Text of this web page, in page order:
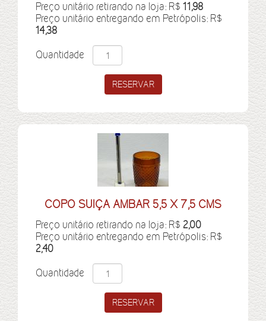
Preço unitário retirando na loja: R$ 11,98
Preço unitário entregando em Petrópolis: R$
14,38
Quantidade
COPO SUIÇA AMBAR 5,5 X 7,5 CMS
Preço unitário retirando na loja: R$ 2,00
Preço unitário entregando em Petrópolis: R$
2,40
Quantidade